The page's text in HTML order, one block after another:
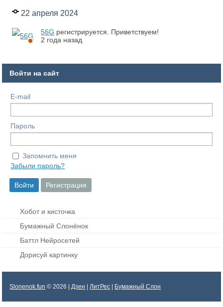
22 апреля 2024
56G регистрируется. Приветствуем!
2 года назад
Войти на сайт
E-mail
Пароль
Запомнить меня
Забыли пароль?
Хобот и кисточка
Бумажный Слонёнок
Баттл Нейросетей
Дорисуй картинку
Slonenok.fun © 2026 |Дзен |ЛитРес Бумажный Слон